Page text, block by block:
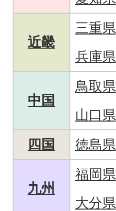
近畿
三重県
兵庫県
中国
鳥取県
山口県
四国
徳島県
九州
福岡県
大分県